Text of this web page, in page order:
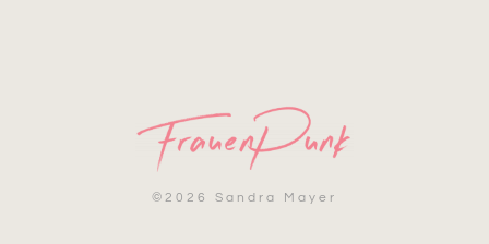
© 2026 Sandra Mayer